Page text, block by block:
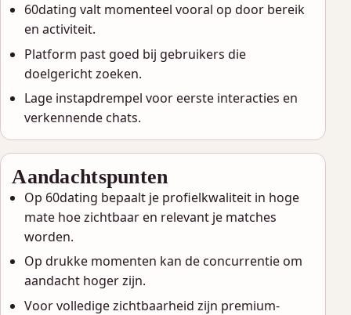
60dating valt momenteel vooral op door bereik
en activiteit.
Platform past goed bij gebruikers die
doelgericht zoeken.
Lage instapdrempel voor eerste interacties en
verkennende chats.
Aandachtspunten
Op 60dating bepaalt je profielkwaliteit in hoge
mate hoe zichtbaar en relevant je matches
worden.
Op drukke momenten kan de concurrentie om
aandacht hoger zijn.
Voor volledige zichtbaarheid zijn premium-